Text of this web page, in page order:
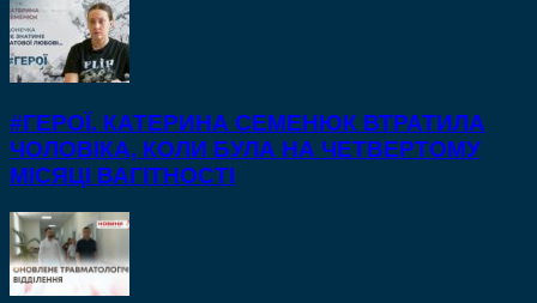
#ГЕРОЇ. КАТЕРИНА СЕМЕНЮК ВТРАТИЛА
ЧОЛОВІКА, КОЛИ БУЛА НА ЧЕТВЕРТОМУ
МІСЯЦІ ВАГІТНОСТІ